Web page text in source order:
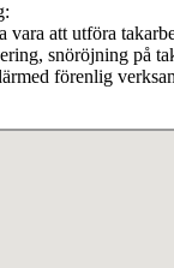
vara att utföra
snöröjning på
förenlig